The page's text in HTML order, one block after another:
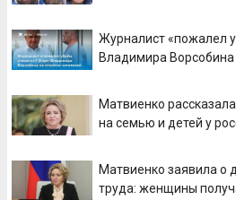
Журналист «пожалел
Владимира Ворсобина
Матвиенко
на семью и детей у
Матвиенко заявила о
труда: женщины